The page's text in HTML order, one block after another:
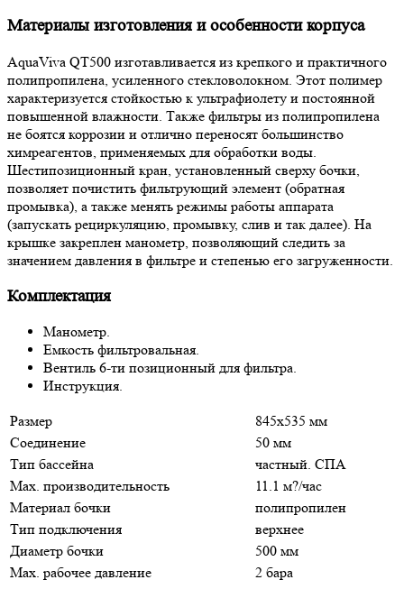
Материалы изготовления и особенности корпуса
AquaViva QT500 изготавливается из крепкого и практичного
полипропилена, усиленного стекловолокном. Этот полимер
характеризуется стойкостью к ультрафиолету и постоянной
повышенной влажности. Также фильтры из полипропилена
не боятся коррозии и отлично переносят большинство
химреагентов, применяемых для обработки воды.
Шестипозиционный кран, установленный сверху бочки,
позволяет почистить фильтрующий элемент (обратная
промывка), а также менять режимы работы аппарата
(запускать рециркуляцию, промывку, слив и так далее). На
крышке закреплен манометр, позволяющий следить за
значением давления в фильтре и степенью его загруженности.
Комплектация
Манометр.
Емкость фильтровальная.
Вентиль 6-ти позиционный для фильтра.
Инструкция.
Размер
845х535 мм
Соединение
50 мм
Тип бассейна
частный. СПА
Max. производительность
11.1 м?/час
Материал бочки
полипропилен
Тип подключения
верхнее
Диаметр бочки
500 мм
Max. рабочее давление
2 бара